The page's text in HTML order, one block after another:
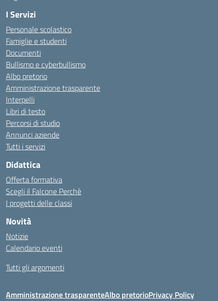
I Servizi
Personale scolastico
Famiglie e studenti
Documenti
Bullismo e cyberbullismo
Albo pretorio
Amministrazione trasparente
Interpelli
Libri di testo
Percorsi di studio
Annunci aziende
Tutti i servizi
Didattica
Offerta formativa
Scegli il Falcone Perchè
I progetti delle classi
Novità
Notizie
Calendario eventi
Tutti gli argomenti
Amministrazione trasparenteAlbo pretorioPrivacy Policy